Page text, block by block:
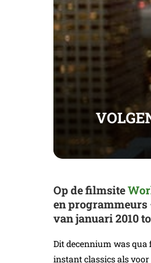
Op de filmsite
en programmeurs
van januari 2010
Dit decennium was qua
instant classics als voor